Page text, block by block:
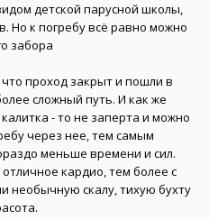
детской парусной школы,
Но к погребу всё равно можно
забора
проход закрыт и пошли в
сложный путь. И как же
- то не заперта и можно
через нее, тем самым
меньше времени и сил.
кардио, тем более с
необычную скалу, тихую бухту